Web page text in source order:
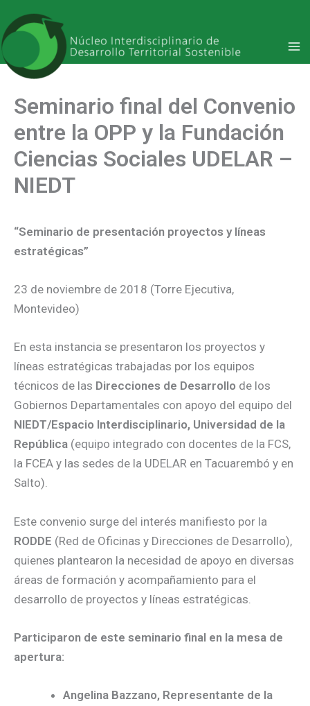
al
contenido
Seminario final del Convenio
entre la OPP y la Fundación
Ciencias Sociales UDELAR –
NIEDT
“Seminario de presentación proyectos y líneas
estratégicas”
23 de noviembre de 2018 (Torre Ejecutiva,
Montevideo)
En esta instancia se presentaron los proyectos y
líneas estratégicas trabajadas por los equipos
técnicos de las Direcciones de Desarrollo de los
Gobiernos Departamentales con apoyo del equipo del
NIEDT/Espacio Interdisciplinario, Universidad de la
República (equipo integrado con docentes de la FCS,
la FCEA y las sedes de la UDELAR en Tacuarembó y en
Salto).
Este convenio surge del interés manifiesto por la
RODDE (Red de Oficinas y Direcciones de Desarrollo),
quienes plantearon la necesidad de apoyo en diversas
áreas de formación y acompañamiento para el
desarrollo de proyectos y líneas estratégicas.
Participaron de este seminario final en la mesa de
apertura:
Angelina Bazzano, Representante de la